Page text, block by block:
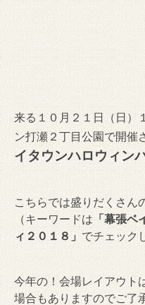
来る１０月２１日（日）
ン打瀬２丁目公園で開催
イタウンハロウィン
こちらでは盛りだくさん
（キーワードは 「幕張
ィ２０１８」 でチェック
今年の！会場レイアウト
場合もありますのでご了